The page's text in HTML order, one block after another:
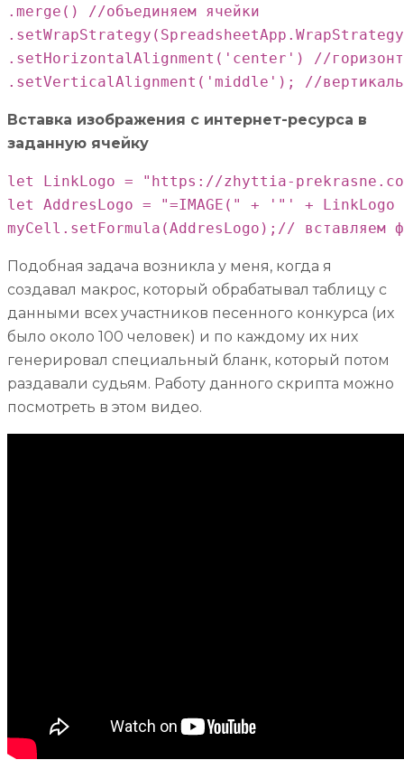
.merge() //объединяем ячейки
.setHorizontalAlignment('center') //
.setVerticalAlignment('middle'); //
Вставка изображения с интернет-ресурса в
заданную ячейку
let LinkLogo = "https://zhyttia-
let AddresLogo = "=IMAGE(" + '"' + LinkLogo
myCell.setFormula(AddresLogo);// вставляем
Подобная задача возникла у меня, когда я
создавал макрос, который обрабатывал таблицу с
данными всех участников песенного конкурса (их
было около 100 человек) и по каждому их них
генерировал специальный бланк, который потом
раздавали судьям. Работу данного скрипта можно
посмотреть в этом видео.